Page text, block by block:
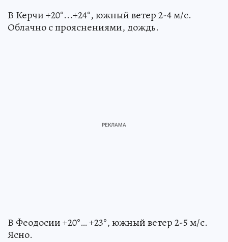
В Керчи +20°...+24°, южный ветер 2-4 м/с.
Облачно с прояснениями, дождь.
В Феодосии +20°… +23°, южный ветер 2-5 м/с.
Ясно.